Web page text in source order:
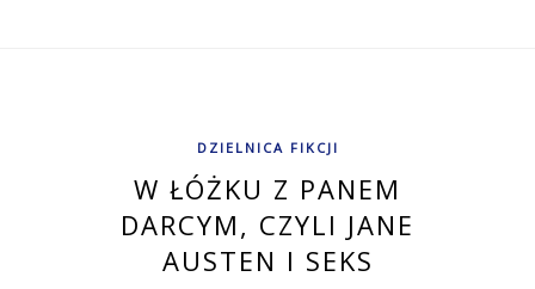
DZIELNICA FIKCJI
W ŁÓŻKU Z PANEM
DARCYM, CZYLI JANE
AUSTEN I SEKS